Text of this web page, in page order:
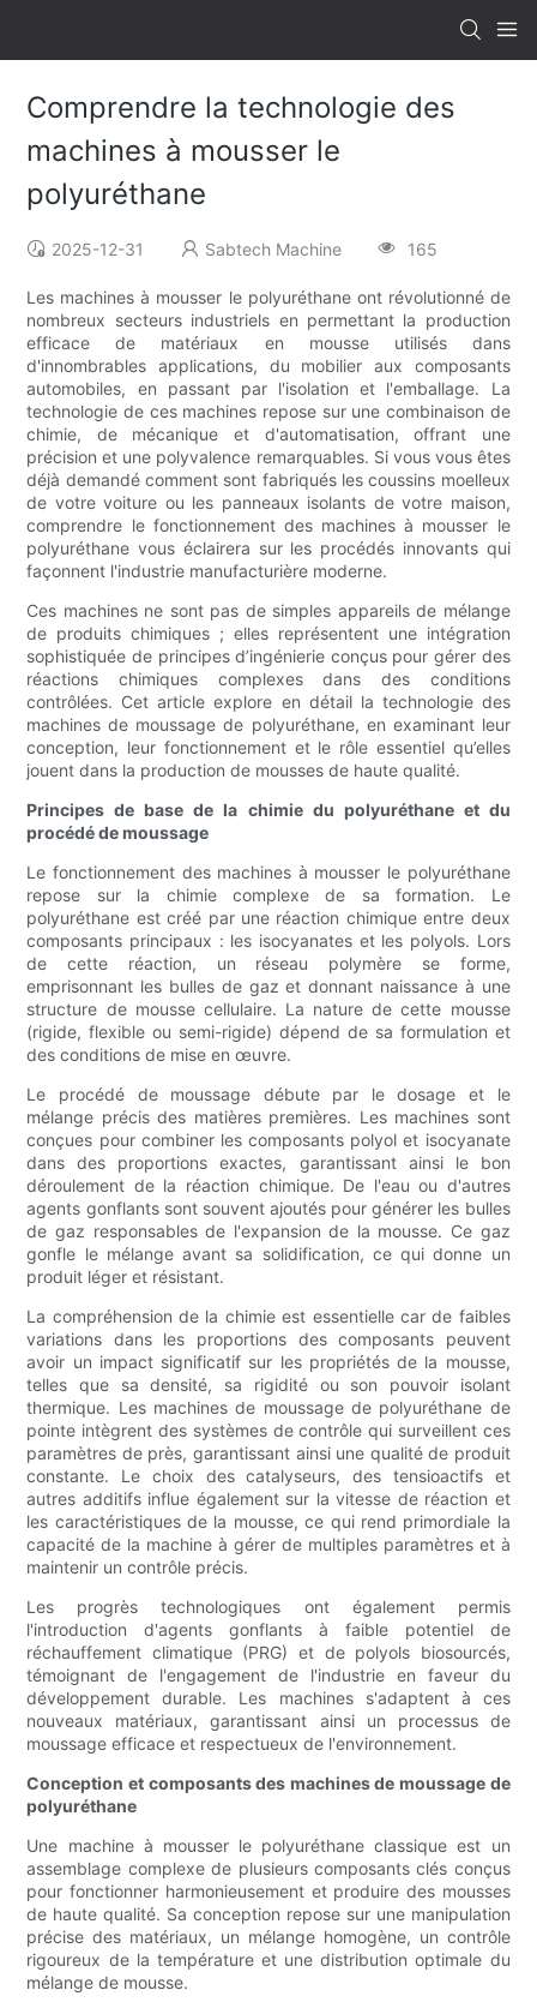
Comprendre la technologie des
machines à mousser le
polyuréthane
2025-12-31 Sabtech Machine 165
Les machines à mousser le polyuréthane ont révolutionné de
nombreux secteurs industriels en permettant la production
efficace de matériaux en mousse utilisés dans
d'innombrables applications, du mobilier aux composants
automobiles, en passant par l'isolation et l'emballage. La
technologie de ces machines repose sur une combinaison de
chimie, de mécanique et d'automatisation, offrant une
précision et une polyvalence remarquables. Si vous vous êtes
déjà demandé comment sont fabriqués les coussins moelleux
de votre voiture ou les panneaux isolants de votre maison,
comprendre le fonctionnement des machines à mousser le
polyuréthane vous éclairera sur les procédés innovants qui
façonnent l'industrie manufacturière moderne.
Ces machines ne sont pas de simples appareils de mélange
de produits chimiques ; elles représentent une intégration
sophistiquée de principes d’ingénierie conçus pour gérer des
réactions chimiques complexes dans des conditions
contrôlées. Cet article explore en détail la technologie des
machines de moussage de polyuréthane, en examinant leur
conception, leur fonctionnement et le rôle essentiel qu’elles
jouent dans la production de mousses de haute qualité.
Principes de base de la chimie du polyuréthane et du
procédé de moussage
Le fonctionnement des machines à mousser le polyuréthane
repose sur la chimie complexe de sa formation. Le
polyuréthane est créé par une réaction chimique entre deux
composants principaux : les isocyanates et les polyols. Lors
de cette réaction, un réseau polymère se forme,
emprisonnant les bulles de gaz et donnant naissance à une
structure de mousse cellulaire. La nature de cette mousse
(rigide, flexible ou semi-rigide) dépend de sa formulation et
des conditions de mise en œuvre.
Le procédé de moussage débute par le dosage et le
mélange précis des matières premières. Les machines sont
conçues pour combiner les composants polyol et isocyanate
dans des proportions exactes, garantissant ainsi le bon
déroulement de la réaction chimique. De l'eau ou d'autres
agents gonflants sont souvent ajoutés pour générer les bulles
de gaz responsables de l'expansion de la mousse. Ce gaz
gonfle le mélange avant sa solidification, ce qui donne un
produit léger et résistant.
La compréhension de la chimie est essentielle car de faibles
variations dans les proportions des composants peuvent
avoir un impact significatif sur les propriétés de la mousse,
telles que sa densité, sa rigidité ou son pouvoir isolant
thermique. Les machines de moussage de polyuréthane de
pointe intègrent des systèmes de contrôle qui surveillent ces
paramètres de près, garantissant ainsi une qualité de produit
constante. Le choix des catalyseurs, des tensioactifs et
autres additifs influe également sur la vitesse de réaction et
les caractéristiques de la mousse, ce qui rend primordiale la
capacité de la machine à gérer de multiples paramètres et à
maintenir un contrôle précis.
Les progrès technologiques ont également permis
l'introduction d'agents gonflants à faible potentiel de
réchauffement climatique (PRG) et de polyols biosourcés,
témoignant de l'engagement de l'industrie en faveur du
développement durable. Les machines s'adaptent à ces
nouveaux matériaux, garantissant ainsi un processus de
moussage efficace et respectueux de l'environnement.
Conception et composants des machines de moussage de
polyuréthane
Une machine à mousser le polyuréthane classique est un
assemblage complexe de plusieurs composants clés conçus
pour fonctionner harmonieusement et produire des mousses
de haute qualité. Sa conception repose sur une manipulation
précise des matériaux, un mélange homogène, un contrôle
rigoureux de la température et une distribution optimale du
mélange de mousse.